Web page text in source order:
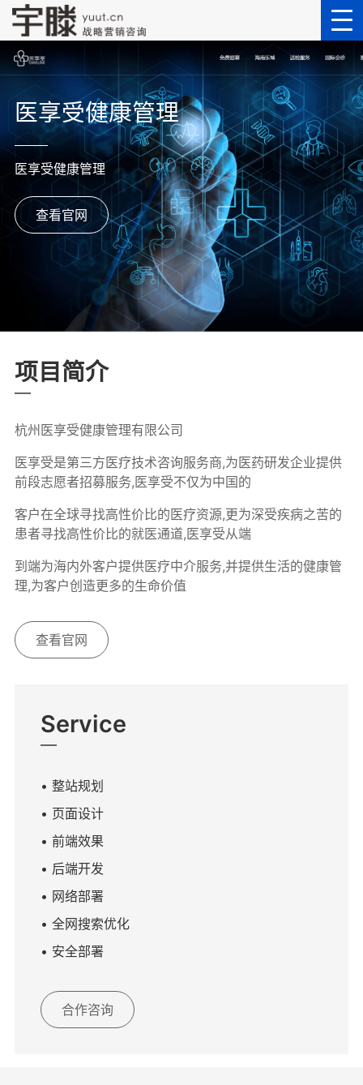
医享受健康管理
医享受健康管理
查看官网
项目简介
杭州医享受健康管理有限公司
医享受是第三方医疗技术咨询服务商,为医药研发企业提供
前段志愿者招募服务,医享受不仅为中国的
客户在全球寻找高性价比的医疗资源,更为深受疾病之苦的
患者寻找高性价比的就医通道,医享受从端
到端为海内外客户提供医疗中介服务,并提供生活的健康管
理,为客户创造更多的生命价值
查看官网
Service
• 整站规划
• 页面设计
• 前端效果
• 后端开发
• 网络部署
• 全网搜索优化
• 安全部署
合作咨询